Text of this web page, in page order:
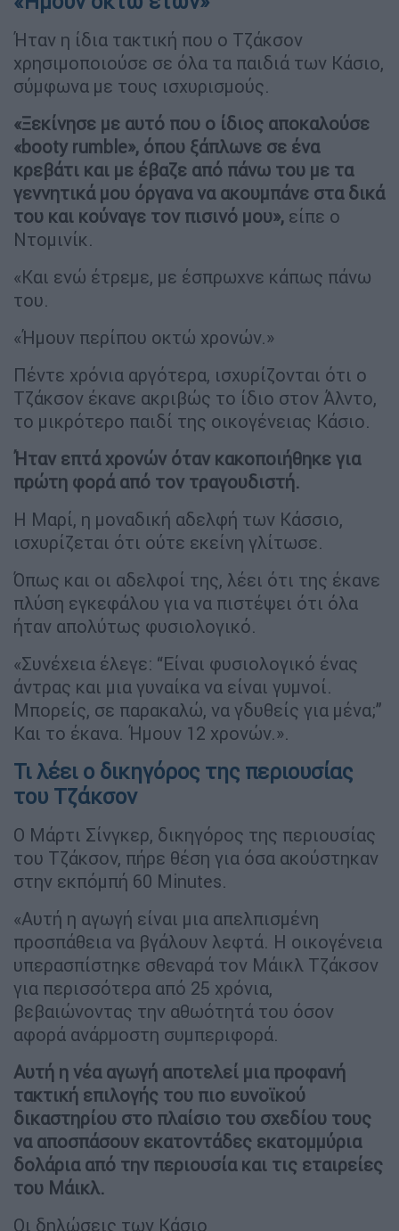
Ήταν η ίδια τακτική που ο Τζάκσον
χρησιμοποιούσε σε όλα τα παιδιά των Κάσιο,
σύμφωνα με τους ισχυρισμούς.
«Ξεκίνησε με αυτό που ο ίδιος αποκαλούσε
«booty rumble», όπου ξάπλωνε σε ένα
κρεβάτι και με έβαζε από πάνω του με τα
γεννητικά μου όργανα να ακουμπάνε στα δικά
του και κούναγε τον πισινό μου», είπε ο
Ντομινίκ.
«Και ενώ έτρεμε, με έσπρωχνε κάπως πάνω
του.
«Ήμουν περίπου οκτώ χρονών.»
Πέντε χρόνια αργότερα, ισχυρίζονται ότι ο
Τζάκσον έκανε ακριβώς το ίδιο στον Άλντο,
το μικρότερο παιδί της οικογένειας Κάσιο.
Ήταν επτά χρονών όταν κακοποιήθηκε για
πρώτη φορά από τον τραγουδιστή.
Η Μαρί, η μοναδική αδελφή των Κάσσιο,
ισχυρίζεται ότι ούτε εκείνη γλίτωσε.
Όπως και οι αδελφοί της, λέει ότι της έκανε
πλύση εγκεφάλου για να πιστέψει ότι όλα
ήταν απολύτως φυσιολογικό.
«Συνέχεια έλεγε: “Είναι φυσιολογικό ένας
άντρας και μια γυναίκα να είναι γυμνοί.
Μπορείς, σε παρακαλώ, να γδυθείς για μένα;”
Και το έκανα. Ήμουν 12 χρονών.».
Τι λέει ο δικηγόρος της περιουσίας
του Τζάκσον
Ο Μάρτι Σίνγκερ, δικηγόρος της περιουσίας
του Τζάκσον, πήρε θέση για όσα ακούστηκαν
στην εκπόμπή 60 Minutes.
«Αυτή η αγωγή είναι μια απελπισμένη
προσπάθεια να βγάλουν λεφτά. Η οικογένεια
υπερασπίστηκε σθεναρά τον Μάικλ Τζάκσον
για περισσότερα από 25 χρόνια,
βεβαιώνοντας την αθωότητά του όσον
αφορά ανάρμοστη συμπεριφορά.
Αυτή η νέα αγωγή αποτελεί μια προφανή
τακτική επιλογής του πιο ευνοϊκού
δικαστηρίου στο πλαίσιο του σχεδίου τους
να αποσπάσουν εκατοντάδες εκατομμύρια
δολάρια από την περιουσία και τις εταιρείες
του Μάικλ.
Οι δηλώσεις των Κάσιο